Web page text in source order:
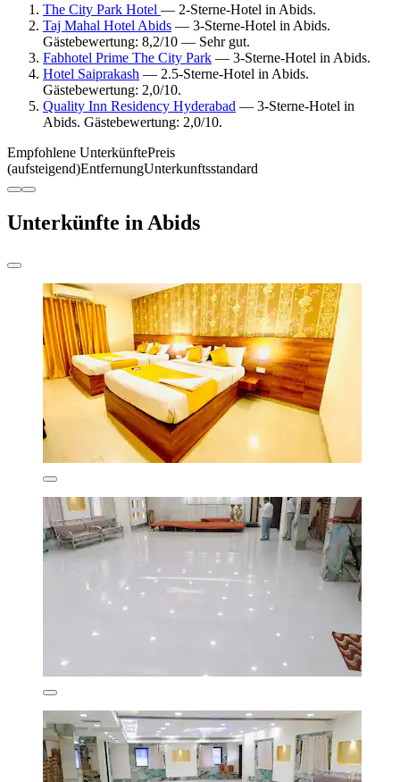
The City Park Hotel — 2-Sterne-Hotel in Abids.
Taj Mahal Hotel Abids — 3-Sterne-Hotel in Abids.
Gästebewertung: 8,2/10 — Sehr gut.
Fabhotel Prime The City Park — 3-Sterne-Hotel in Abids.
Hotel Saiprakash — 2.5-Sterne-Hotel in Abids.
Gästebewertung: 2,0/10.
Quality Inn Residency Hyderabad — 3-Sterne-Hotel in
Abids. Gästebewertung: 2,0/10.
Empfohlene UnterkünftePreis
(aufsteigend)EntfernungUnterkunftsstandard
Unterkünfte in Abids